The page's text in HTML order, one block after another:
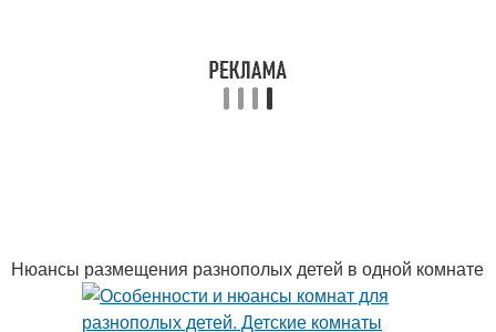
Нюансы размещения разнополых детей в одной комнате